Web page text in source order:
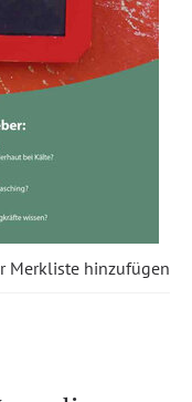
Merkliste hinzufügen